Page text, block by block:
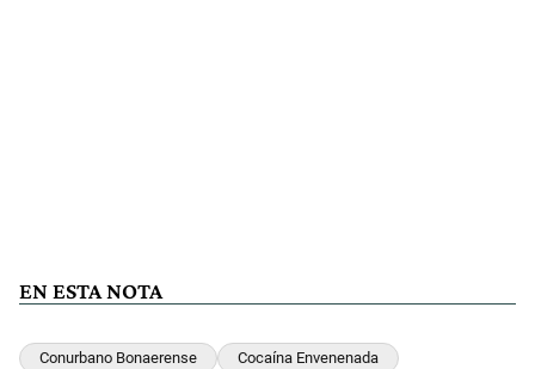
EN ESTA NOTA
Conurbano Bonaerense Cocaína Envenenada